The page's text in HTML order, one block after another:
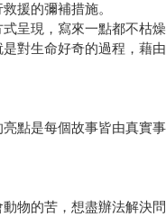
援的彌補措施。
呈現，寫來一點都不枯
對生命好奇的過程，藉
點是每個故事皆由真實
物的苦，想盡辦法解